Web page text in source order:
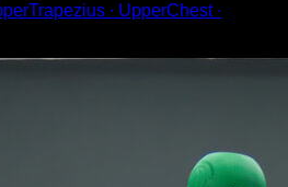
∙ UpperChest ∙